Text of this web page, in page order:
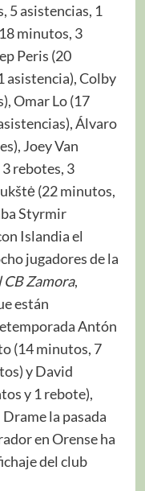
5 asistencias, 1
minutos, 3
Peris (20
asistencia), Colby
Omar Lo (17
Álvaro
Joey Van
rebotes, 3
(22 minutos,
Styrmir
Islandia el
jugadores de la
CB Zamora,
están
Antón
(14 minutos, 7
y David
y 1 rebote),
la pasada
en Orense ha
del club